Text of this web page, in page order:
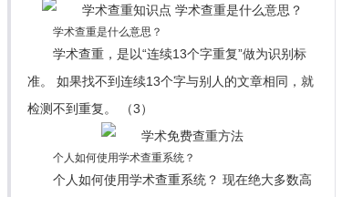
本科论文
研究生论
硕士论文
学术查重是什么意思？
学术查重，是以“连续13个字重复”做为识别标
准。 如果找不到连续13个字与别人的文章相同，就
检测不到重复。 （3）
个人如何使用学术查重系统？
个人如何使用学术查重系统？ 现在绝大多数高